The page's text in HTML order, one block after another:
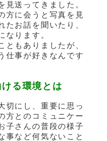
見送ってきました。
方に会うと写真を見
たお話を聞いたり、
なります。
ともありましたが、
仕事が好きなんです
る環境とは
切にし、重要に思っ
方とのコミュニケー
子さんの普段の様子
事など何気ないこと